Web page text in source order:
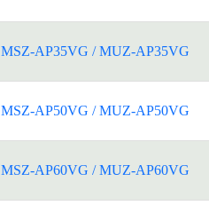
MSZ-AP35VG / MUZ-AP35VG
MSZ-AP50VG / MUZ-AP50VG
MSZ-AP60VG / MUZ-AP60VG